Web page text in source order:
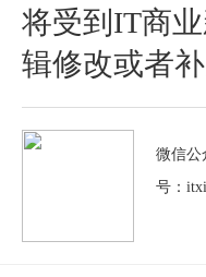
将受到IT商
辑修改或者
微信公
号：